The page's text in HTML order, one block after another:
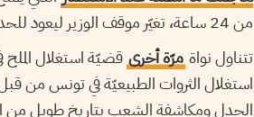
من 24 ساعة، تغيّر موقف الوزير ليعود للحديث عن مراجعة أو تعديل وليس بالضرورة الإلغاء.
تتناول نواة مرّة أخرى قضيّة استغلال
استغلال الثروات الطبيعيّة في تونس من
الجدل ومكاشفة الشعب بتاريخ طويل من